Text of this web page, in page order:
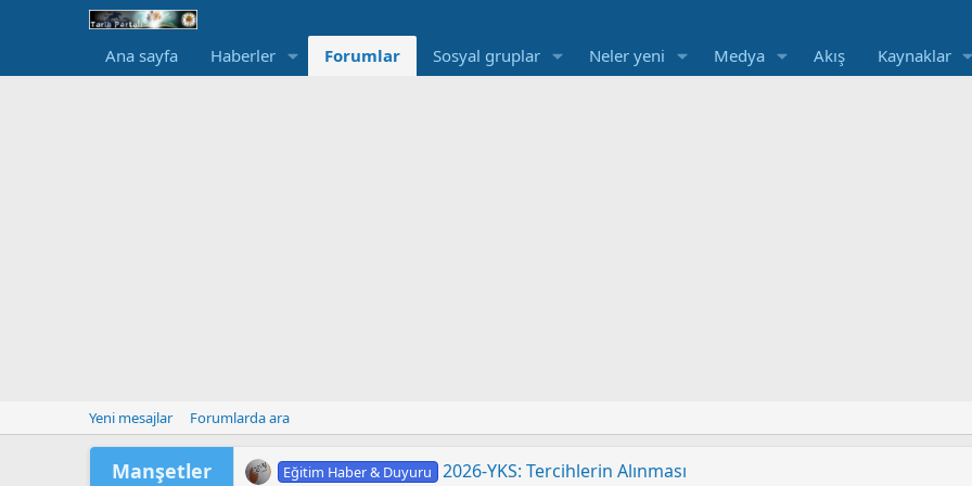
Ana sayfa Haberler Forumlar Sosyal gruplar Neler yeni Medya Akış Kaynaklar
Yeni mesajlar Forumlarda ara
Manşetler Eğitim Haber & Duyuru 2026-YKS: Sınav Sonuçları Açıklandı